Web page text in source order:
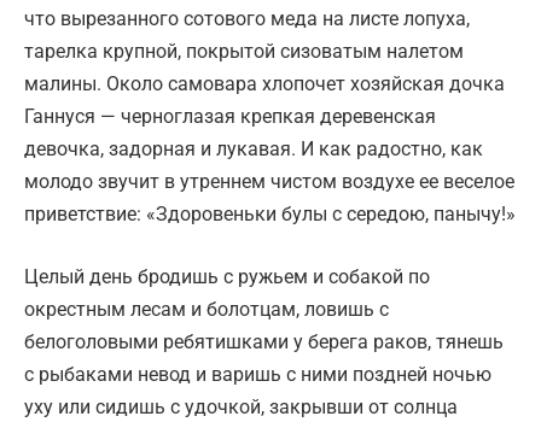
что вырезанного сотового меда на листе лопуха,
тарелка крупной, покрытой сизоватым налетом
малины. Около самовара хлопочет хозяйская дочка
Ганнуся — черноглазая крепкая деревенская
девочка, задорная и лукавая. И как радостно, как
молодо звучит в утреннем чистом воздухе ее веселое
приветствие: «Здоровеньки булы с середою, панычу!»
Целый день бродишь с ружьем и собакой по
окрестным лесам и болотцам, ловишь с
белоголовыми ребятишками у берега раков, тянешь
с рыбаками невод и варишь с ними поздней ночью
уху или сидишь с удочкой, закрывши от солнца